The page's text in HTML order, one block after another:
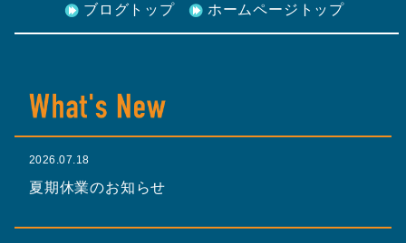
ブログトップ ホームページトップ
2026.07.18
夏期休業のお知らせ